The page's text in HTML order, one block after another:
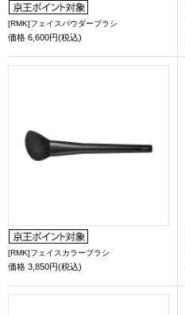
[RMK]フェイスパウダーブラシ
価格 6,600円(税込)
[RMK]フェイスカラーブラシ
価格 3,850円(税込)